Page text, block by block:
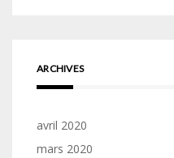
ARCHIVES
avril 2020
mars 2020